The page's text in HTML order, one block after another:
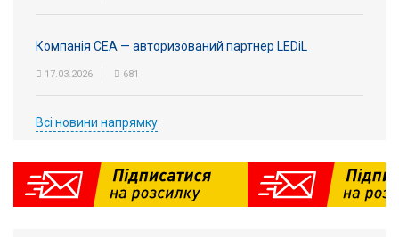
Компанія СЕА — авторизований партнер LEDiL
17.03.2026 681
Всі новини напрямку